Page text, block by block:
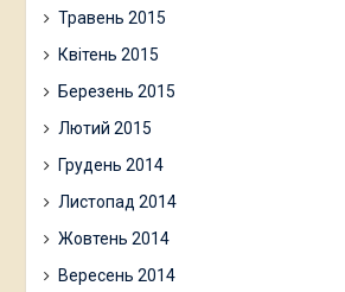
Травень 2015
Квітень 2015
Березень 2015
Лютий 2015
Грудень 2014
Листопад 2014
Жовтень 2014
Вересень 2014